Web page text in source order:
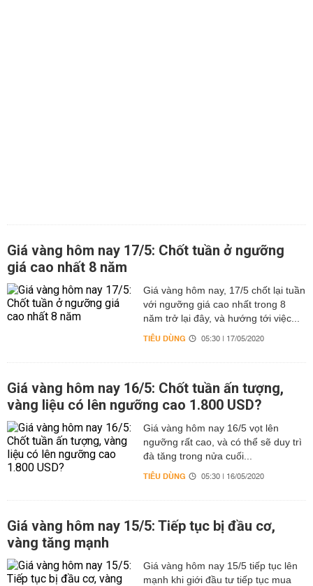
Giá vàng hôm nay 17/5: Chốt tuần ở ngưỡng
giá cao nhất 8 năm
Giá vàng hôm nay, 17/5 chốt lại tuần
với ngưỡng giá cao nhất trong 8
năm trở lại đây, và hướng tới việc...
TIÊU DÙNG 05:30 | 17/05/2020
Giá vàng hôm nay 16/5: Chốt tuần ấn tượng,
vàng liệu có lên ngưỡng cao 1.800 USD?
Giá vàng hôm nay 16/5 vọt lên
ngưỡng rất cao, và có thể sẽ duy trì
đà tăng trong nửa cuối...
TIÊU DÙNG 05:30 | 16/05/2020
Giá vàng hôm nay 15/5: Tiếp tục bị đầu cơ,
vàng tăng mạnh
Giá vàng hôm nay 15/5 tiếp tục lên
mạnh khi giới đầu tư tiếp tục mua